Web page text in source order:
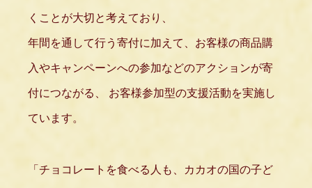
くことが大切と考えており、
年間を通して行う寄付に加えて、お客様の商品購
入やキャンペーンへの参加などのアクションが寄
付につながる、 お客様参加型の支援活動を実施し
ています。
「チョコレートを食べる人も、カカオの国の子ど